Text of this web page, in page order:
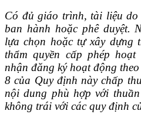
Có đủ giáo trình, tài liệu
ban hành hoặc phê duyệt.
lựa chọn hoặc tự xây dựng
thẩm quyền cấp phép
nhận đăng ký hoạt động
8 của Quy định này chấp
nội dung phù hợp với
không trái với các quy định